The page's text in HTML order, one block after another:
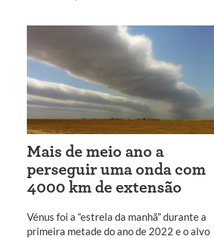
Mais de meio ano a
perseguir uma onda com
4000 km de extensão
Vénus foi a “estrela da manhã” durante a
primeira metade do ano de 2022 e o alvo